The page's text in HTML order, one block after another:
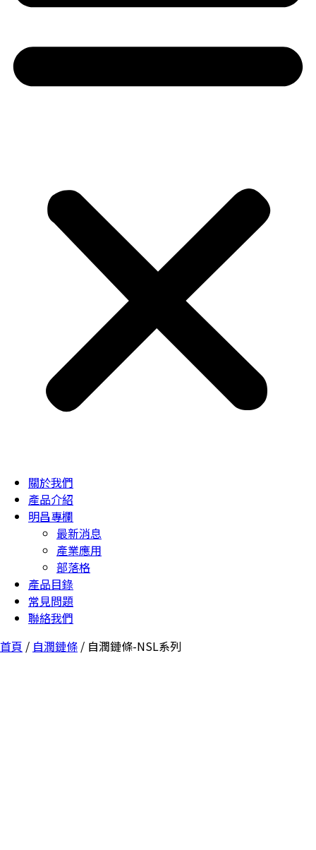
關於我們
產品介紹
明昌專欄
最新消息
產業應用
部落格
產品目錄
常見問題
聯絡我們
首頁 / 自潤鏈條 / 自潤鏈條-NSL系列